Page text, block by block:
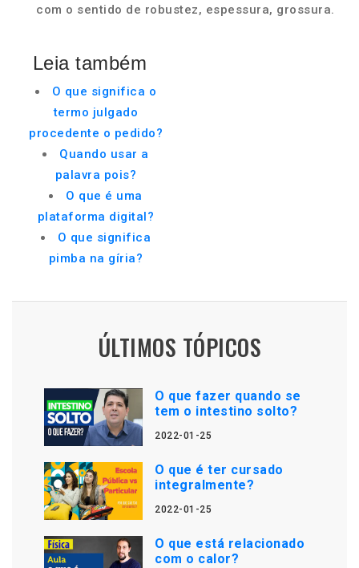
com o sentido de robustez, espessura, grossura.
Leia também
O que significa o
termo julgado
procedente o pedido?
Quando usar a
palavra pois?
O que é uma
plataforma digital?
O que significa
pimba na gíria?
ÚLTIMOS TÓPICOS
O que fazer quando se
tem o intestino solto?
2022-01-25
O que é ter cursado
integralmente?
2022-01-25
O que está relacionado
com o calor?